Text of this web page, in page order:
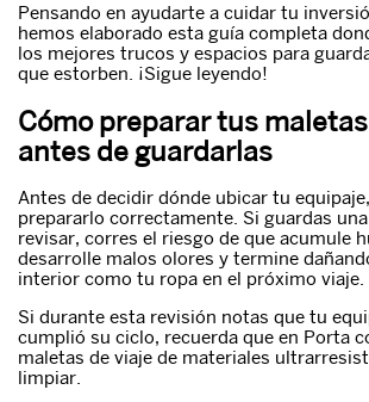
Pensando en ayudarte a cuidar tu
hemos elaborado esta guía completa
los mejores trucos y espacios para
que estorben. ¡Sigue leyendo!
Cómo preparar tus
antes de guardarlas
Antes de decidir dónde ubicar tu
prepararlo correctamente. Si guardas
revisar, corres el riesgo de que acumule
desarrolle malos olores y termine
interior como tu ropa en el próximo viaje.
Si durante esta revisión notas que tu
cumplió su ciclo, recuerda que en Porta
maletas de viaje de materiales
limpiar.